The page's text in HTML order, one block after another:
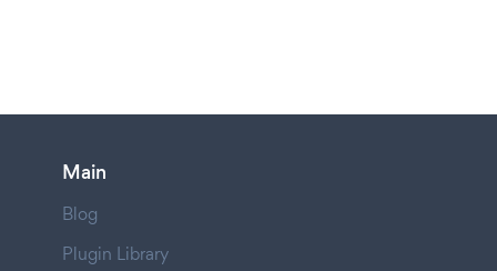
Main
Blog
Plugin Library